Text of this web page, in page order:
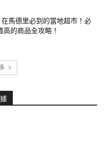
在馬德里必到的當地超市！必
高的商品全攻略！